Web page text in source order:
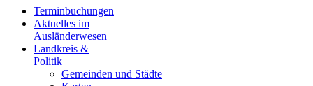
Terminbuchungen
Aktuelles im
Ausländerwesen
Landkreis &
Politik
Gemeinden und Städte